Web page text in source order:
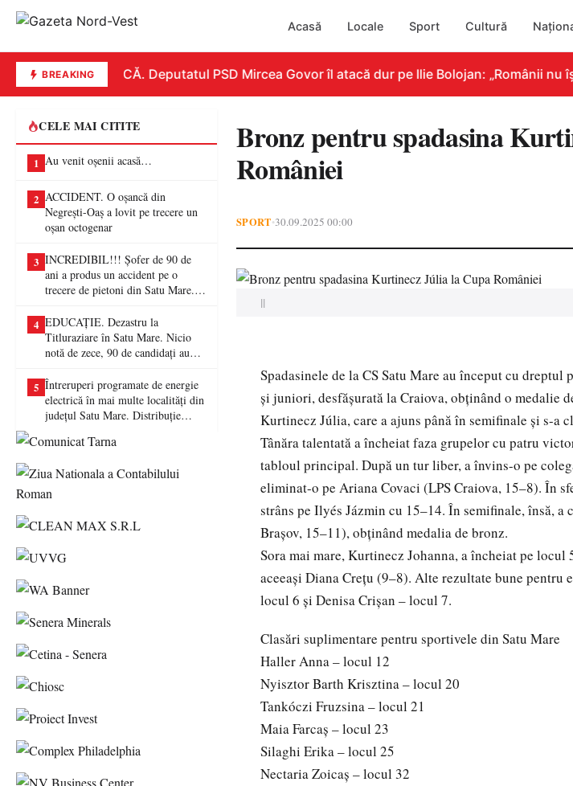
Acasă Locale Sport Cultură
BREAKINGREPLICĂ. Deputatul PSD Mircea Govor îl atacă dur pe Ilie Bolojan: „Românii nu
CELE MAI CITITE
1 Au venit oșenii acasă…
2 ACCIDENT. O oșancă din
Negrești-Oaș a lovit pe trecere un
oșan octogenar
3 INCREDIBIL!!! Șofer de 90 de
ani a produs un accident pe o
trecere de pietoni din Satu Mare. O
4 EDUCAȚIE. Dezastru la
Titluraziare în Satu Mare. Nicio
notă de zece, 90 de candidați au
5 Întreruperi programate de energie
electrică în mai multe localități din
județul Satu Mare. Distribuție
lucrări la rețea
Bronz pentru spadasina
României
SPORT•30.09.2025 00:00
||
Spadasinele de la CS Satu Mare au început cu
și juniori, desfășurată la Craiova, obținând o medalie
Kurtinecz Júlia, care a ajuns până în semifinale și s-a
Tânăra talentată a încheiat faza grupelor cu patru
tabloul principal. După un tur liber, a învins-o pe
eliminat-o pe Ariana Covaci (LPS Craiova, 15–8). În
strâns pe Ilyés Jázmin cu 15–14. În semifinale, însă,
Brașov, 15–11), obținând medalia de bronz.
Sora mai mare, Kurtinecz Johanna, a încheiat pe
aceeași Diana Crețu (9–8). Alte rezultate bune pentru
locul 6 și Denisa Crișan – locul 7.
Clasări suplimentare pentru sportivele din Satu Mare
Haller Anna – locul 12
Nyisztor Barth Krisztina – locul 20
Tankóczi Fruzsina – locul 21
Maia Farcaș – locul 23
Silaghi Erika – locul 25
Nectaria Zoicaș – locul 32